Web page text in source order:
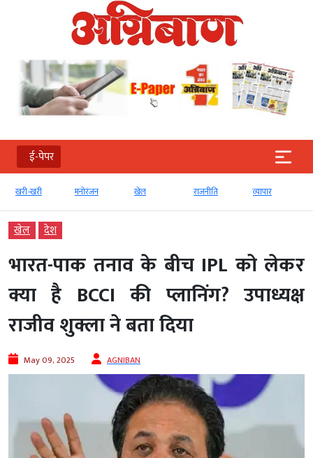
ई-पेपर
खरी-खरी मनोरंजन खेल राजनीति व्‍यापार
खेल देश
भारत-पाक तनाव के बीच IPL को लेकर
क्या है BCCI की प्लानिंग? उपाध्यक्ष
राजीव शुक्ला ने बता दिया
May 09, 2025 AGNIBAN